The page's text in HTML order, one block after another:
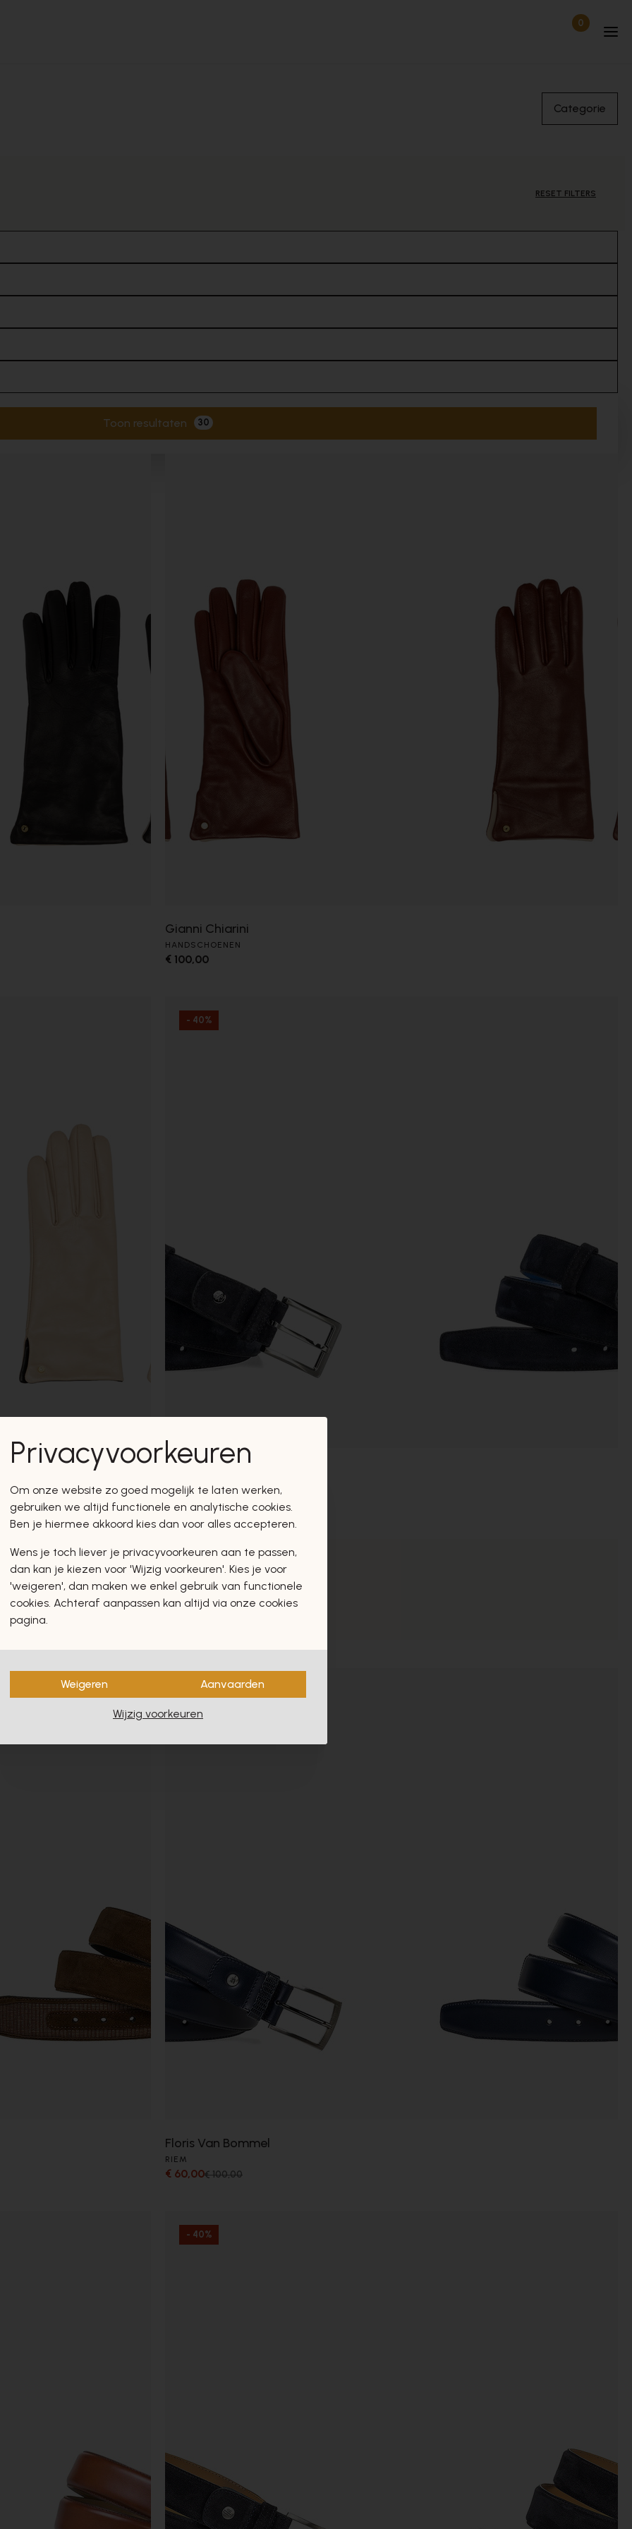
0Items in
Categorie
RESET FILTERS
Toon resultaten 30Actieve filters
Gianni Chiarini
HANDSCHOENEN
€ 100,00
- 40%
RIEM
€ 54,00 € 90,00
New Arrivals
Hello Spring
Floris Van Bommel
RIEM
€ 60,00€ 100,00
- 40%
Privacyvoorkeuren
Om onze website zo goed mogelijk te laten werken,
gebruiken we altijd functionele en analytische cookies.
Ben je hiermee akkoord kies dan voor alles accepteren.
Wens je toch liever je privacyvoorkeuren aan te passen,
dan kan je kiezen voor 'Wijzig voorkeuren'. Kies je voor
'weigeren', dan maken we enkel gebruik van functionele
cookies. Achteraf aanpassen kan altijd via onze cookies
pagina.
Weigeren Aanvaarden
Wijzig voorkeuren